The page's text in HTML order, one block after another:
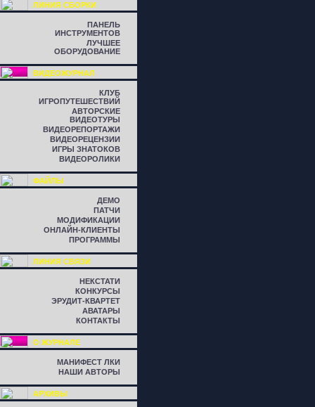
ЛИНИЯ СБОРКИ
ПАНЕЛЬ
ИНСТРУМЕНТОВ
ЛУЧШЕЕ
ОБОРУДОВАНИЕ
ВИДЕОЖУРНАЛ
КЛУБ
ИГРОПУТЕШЕСТВИЙ
АВТОРСКИЕ
ВИДЕОТУРЫ
ВИДЕОРЕПОРТАЖИ
ВИДЕОРЕЦЕНЗИИ
ИГРЫ ЗНАТОКОВ
ВИДЕОРОЛИКИ
ФАЙЛЫ
ДЕМО
ПАТЧИ
МОДИФИКАЦИИ
ОНЛАЙН-КЛИЕНТЫ
ПРОГРАММЫ
ЛИНИЯ СВЯЗИ
НЕКСТАТИ
КОНКУРСЫ
ЭРУДИТ-КВАРТЕТ
АВАТАРЫ
КОНТАКТЫ
О ЖУРНАЛЕ
МАНИФЕСТ ЛКИ
НАШИ АВТОРЫ
АРХИВЫ